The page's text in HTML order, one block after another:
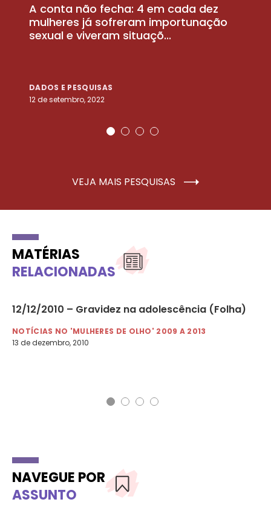
A conta não fecha: 4 em cada dez
mulheres já sofreram importunação
sexual e viveram situaçõ...
DADOS E PESQUISAS
12 de setembro, 2022
VEJA MAIS PESQUISAS
MATÉRIAS
RELACIONADAS
12/12/2010 – Gravidez na adolescência (Folha)
NOTÍCIAS NO 'MULHERES DE OLHO' 2009 A 2013
13 de dezembro, 2010
NAVEGUE POR
ASSUNTO